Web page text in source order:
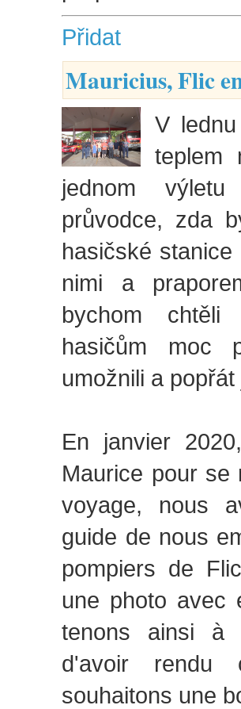
Přidat
Mauricius, Flic
V
teplem
jednom
průvodce, zda
hasičské
nimi a
bychom chtěli
hasičům moc
umožnili a
En janvier
Maurice pour se
voyage, nous
guide de nous
pompiers de
une photo avec
tenons ainsi à
d'avoir rendu
souhaitons une